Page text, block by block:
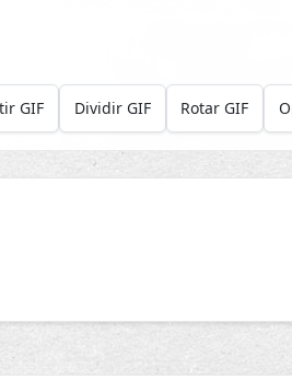
GIF Dividir GIF Rotar GIF